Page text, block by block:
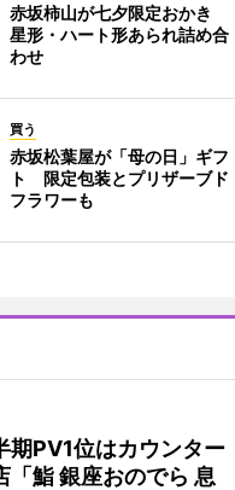
赤坂柿山が七夕限定おかき
星形・ハート形あられ詰め合
わせ
買う
赤坂松葉屋が「母の日」ギフ
ト 限定包装とプリザーブド
フラワーも
期PV1位はカウンター
「鮨 銀座おのでら 息